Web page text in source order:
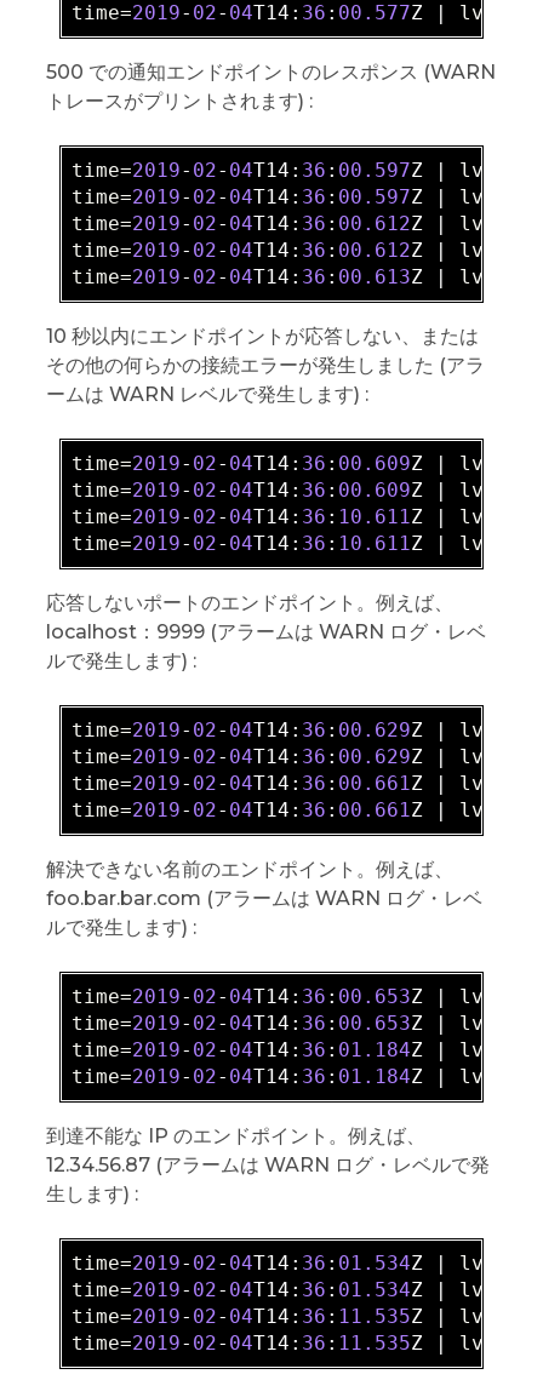
time=2019- 02- 04T14: 36 : 00.577Z | lvl=
500 での通知エンドポイントのレスポンス (WARN
トレースがプリントされます) :
time=2019- 02- 04T14: 36 : 00.597Z | lvl=
time=2019- 02- 04T14: 36 : 00.597Z | lvl=
time=2019- 02- 04T14: 36 : 00.612Z | lvl=
time=2019- 02- 04T14: 36 : 00.612Z | lvl=
time=2019- 02- 04T14: 36 : 00.613Z | lvl=
10 秒以内にエンドポイントが応答しない、または
その他の何らかの接続エラーが発生しました (アラ
ームは WARN レベルで発生します) :
time=2019- 02- 04T14: 36 : 00.609Z | lvl=
time=2019- 02- 04T14: 36 : 00.609Z | lvl=
time=2019- 02- 04T14: 36 : 10.611Z | lvl=
time=2019- 02- 04T14: 36 : 10.611Z | lvl=
応答しないポートのエンドポイント。例えば、
localhost：9999 (アラームは WARN ログ・レベ
ルで発生します) :
time=2019- 02- 04T14: 36 : 00.629Z | lvl=
time=2019- 02- 04T14: 36 : 00.629Z | lvl=
time=2019- 02- 04T14: 36 : 00.661Z | lvl=
time=2019- 02- 04T14: 36 : 00.661Z | lvl=
解決できない名前のエンドポイント。例えば、
foo.bar.bar.com (アラームは WARN ログ・レベ
ルで発生します) :
time=2019- 02- 04T14: 36 : 00.653Z | lvl=
time=2019- 02- 04T14: 36 : 00.653Z | lvl=
time=2019- 02- 04T14: 36 : 01.184Z | lvl=
time=2019- 02- 04T14: 36 : 01.184Z | lvl=
到達不能な IP のエンドポイント。例えば、
12.34.56.87 (アラームは WARN ログ・レベルで発
生します) :
time=2019- 02- 04T14: 36 : 01.534Z | lvl=
time=2019- 02- 04T14: 36 : 01.534Z | lvl=
time=2019- 02- 04T14: 36 : 11.535Z | lvl=
time=2019- 02- 04T14: 36 : 11.535Z | lvl=